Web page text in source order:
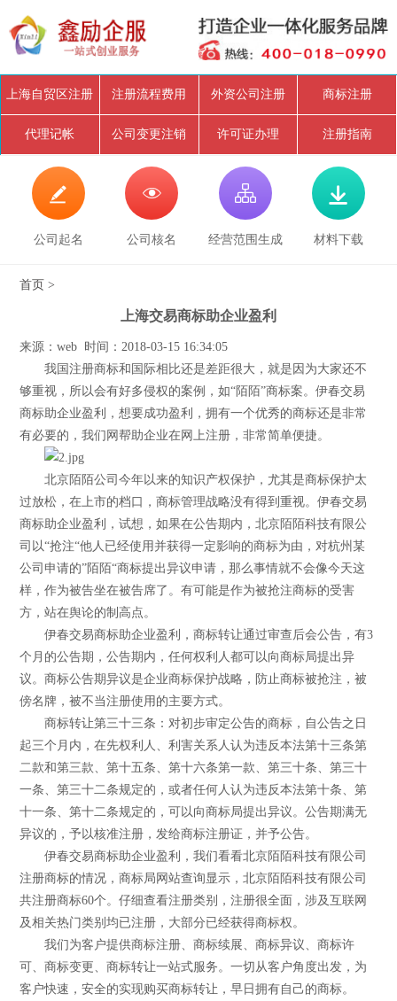
上海自贸区注册 注册流程费用 外资公司注册 商标注册
代理记帐 公司变更注销 许可证办理 注册指南

公司起名

公司核名

经营范围生成

材料下载
首页 >
上海交易商标助企业盈利
来源：web 时间：2018-03-15 16:34:05
我国注册商标和国际相比还是差距很大，就是因为大家还不
够重视，所以会有好多侵权的案例，如“陌陌”商标案。伊春交易
商标助企业盈利，想要成功盈利，拥有一个优秀的商标还是非常
有必要的，我们网帮助企业在网上注册，非常简单便捷。
北京陌陌公司今年以来的知识产权保护，尤其是商标保护太
过放松，在上市的档口，商标管理战略没有得到重视。伊春交易
商标助企业盈利，试想，如果在公告期内，北京陌陌科技有限公
司以“抢注“他人已经使用并获得一定影响的商标为由，对杭州某
公司申请的”陌陌“商标提出异议申请，那么事情就不会像今天这
样，作为被告坐在被告席了。有可能是作为被抢注商标的受害
方，站在舆论的制高点。
伊春交易商标助企业盈利，商标转让通过审查后会公告，有3
个月的公告期，公告期内，任何权利人都可以向商标局提出异
议。商标公告期异议是企业商标保护战略，防止商标被抢注，被
傍名牌，被不当注册使用的主要方式。
商标转让第三十三条：对初步审定公告的商标，自公告之日
起三个月内，在先权利人、利害关系人认为违反本法第十三条第
二款和第三款、第十五条、第十六条第一款、第三十条、第三十
一条、第三十二条规定的，或者任何人认为违反本法第十条、第
十一条、第十二条规定的，可以向商标局提出异议。公告期满无
异议的，予以核准注册，发给商标注册证，并予公告。
伊春交易商标助企业盈利，我们看看北京陌陌科技有限公司
注册商标的情况，商标局网站查询显示，北京陌陌科技有限公司
共注册商标60个。仔细查看注册类别，注册很全面，涉及互联网
及相关热门类别均已注册，大部分已经获得商标权。
我们为客户提供商标注册、商标续展、商标异议、商标许
可、商标变更、商标转让一站式服务。一切从客户角度出发，为
客户快速，安全的实现购买商标转让，早日拥有自己的商标。